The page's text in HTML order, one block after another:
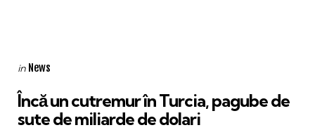
Categories
Posted
in News
Încă un cutremur în Turcia, pagube de
sute de miliarde de dolari